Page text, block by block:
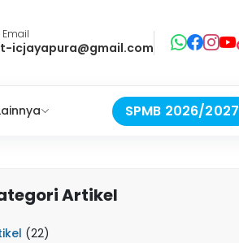
icjayapura@gmail.com
SPMB 2026/2027
Artikel
(22)